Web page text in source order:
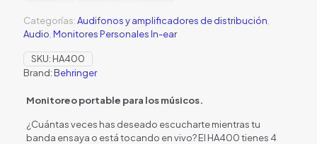
Categorías:Audifonos y amplificadores de distribución
Audio Monitores Personales In-ear
SKU: HA400
Brand:Behringer
Monitoreo portable para los músicos.
¿Cuántas veces has deseado escucharte mientras tu
banda ensaya o está tocando en vivo? El HA400 tienes 4